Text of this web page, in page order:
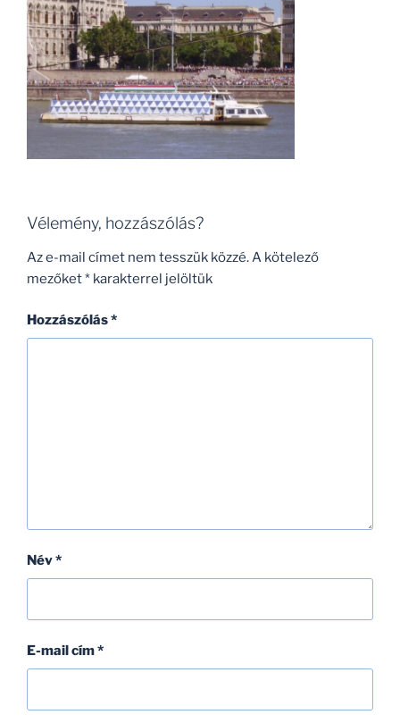
Vélemény, hozzászólás?
Az e-mail címet nem tesszük közzé.A kötelező
mezőket* karakterrel jelöltük
Hozzászólás*
Név*
E-mail cím*